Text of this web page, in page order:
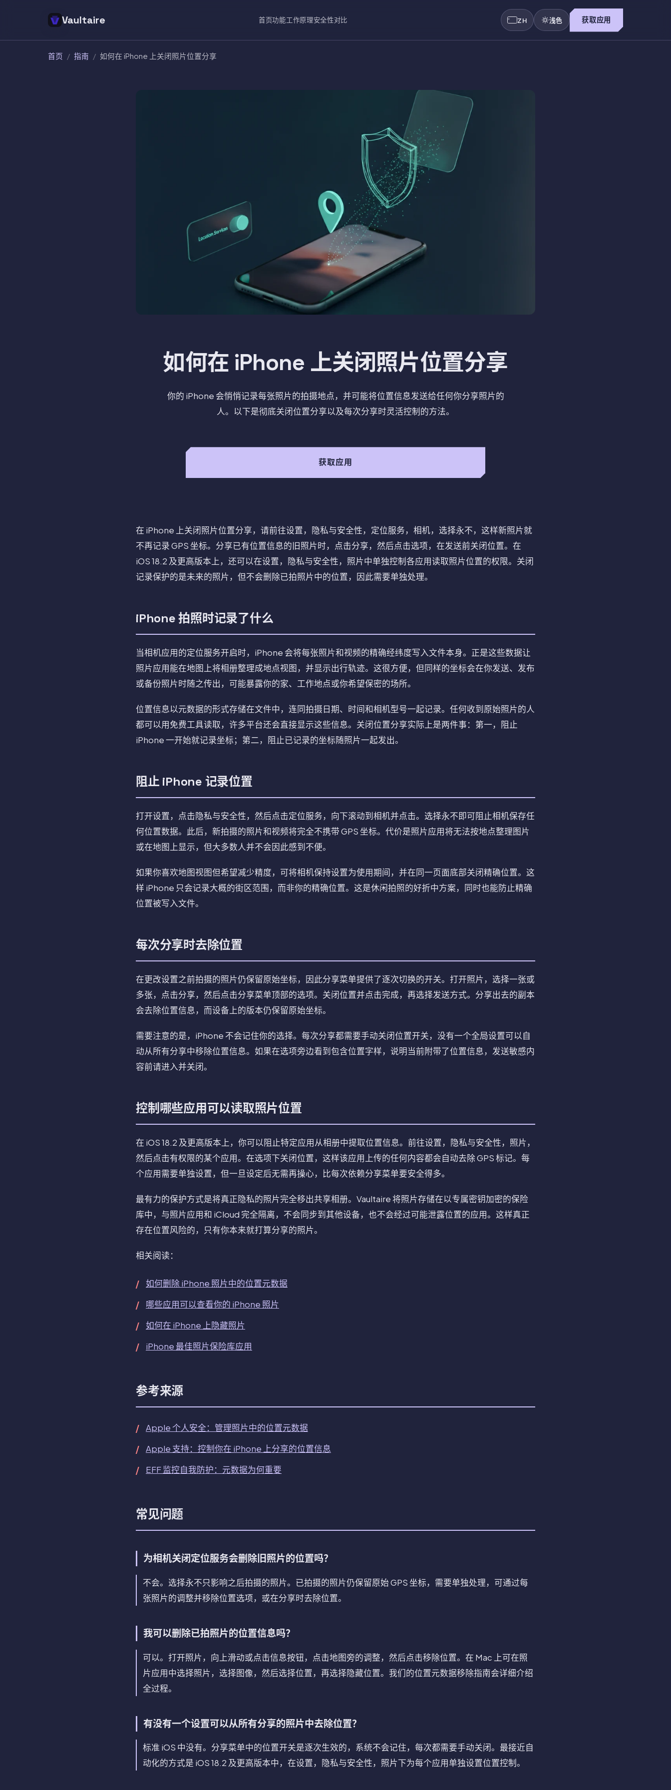
Vaultaire 首页功能工作原理安全性对比 ZH 浅色 获取应用
首页 / 指南 / 如何在 iPhone 上关闭照片位置分享
如何在 iPhone 上关闭照片位置分享
你的 iPhone 会悄悄记录每张照片的拍摄地点，并可能将位置信息发送给任何你分享照片的
人。以下是彻底关闭位置分享以及每次分享时灵活控制的方法。
获取应用
在 iPhone 上关闭照片位置分享，请前往设置，隐私与安全性，定位服务，相机，选择永不，这样新照片就
不再记录 GPS 坐标。分享已有位置信息的旧照片时，点击分享，然后点击选项，在发送前关闭位置。在
iOS 18.2 及更高版本上，还可以在设置，隐私与安全性，照片中单独控制各应用读取照片位置的权限。关闭
记录保护的是未来的照片，但不会删除已拍照片中的位置，因此需要单独处理。
iPhone 拍照时记录了什么
当相机应用的定位服务开启时，iPhone 会将每张照片和视频的精确经纬度写入文件本身。正是这些数据让
照片应用能在地图上将相册整理成地点视图，并显示出行轨迹。这很方便，但同样的坐标会在你发送、发布
或备份照片时随之传出，可能暴露你的家、工作地点或你希望保密的场所。
位置信息以元数据的形式存储在文件中，连同拍摄日期、时间和相机型号一起记录。任何收到原始照片的人
都可以用免费工具读取，许多平台还会直接显示这些信息。关闭位置分享实际上是两件事：第一，阻止
iPhone 一开始就记录坐标；第二，阻止已记录的坐标随照片一起发出。
阻止 iPhone 记录位置
打开设置，点击隐私与安全性，然后点击定位服务，向下滚动到相机并点击。选择永不即可阻止相机保存任
何位置数据。此后，新拍摄的照片和视频将完全不携带 GPS 坐标。代价是照片应用将无法按地点整理图片
或在地图上显示，但大多数人并不会因此感到不便。
如果你喜欢地图视图但希望减少精度，可将相机保持设置为使用期间，并在同一页面底部关闭精确位置。这
样 iPhone 只会记录大概的街区范围，而非你的精确位置。这是休闲拍照的好折中方案，同时也能防止精确
位置被写入文件。
每次分享时去除位置
在更改设置之前拍摄的照片仍保留原始坐标，因此分享菜单提供了逐次切换的开关。打开照片，选择一张或
多张，点击分享，然后点击分享菜单顶部的选项。关闭位置并点击完成，再选择发送方式。分享出去的副本
会去除位置信息，而设备上的版本仍保留原始坐标。
需要注意的是，iPhone 不会记住你的选择。每次分享都需要手动关闭位置开关，没有一个全局设置可以自
动从所有分享中移除位置信息。如果在选项旁边看到包含位置字样，说明当前附带了位置信息，发送敏感内
容前请进入并关闭。
控制哪些应用可以读取照片位置
在 iOS 18.2 及更高版本上，你可以阻止特定应用从相册中提取位置信息。前往设置，隐私与安全性，照片，
然后点击有权限的某个应用。在选项下关闭位置，这样该应用上传的任何内容都会自动去除 GPS 标记。每
个应用需要单独设置，但一旦设定后无需再操心，比每次依赖分享菜单要安全得多。
最有力的保护方式是将真正隐私的照片完全移出共享相册。Vaultaire 将照片存储在以专属密钥加密的保险
库中，与照片应用和 iCloud 完全隔离，不会同步到其他设备，也不会经过可能泄露位置的应用。这样真正
存在位置风险的，只有你本来就打算分享的照片。
相关阅读：
如何删除 iPhone 照片中的位置元数据
哪些应用可以查看你的 iPhone 照片
如何在 iPhone 上隐藏照片
iPhone 最佳照片保险库应用
参考来源
Apple 个人安全：管理照片中的位置元数据
Apple 支持：控制你在 iPhone 上分享的位置信息
EFF 监控自我防护：元数据为何重要
常见问题
为相机关闭定位服务会删除旧照片的位置吗？
不会。选择永不只影响之后拍摄的照片。已拍摄的照片仍保留原始 GPS 坐标，需要单独处理，可通过每
张照片的调整并移除位置选项，或在分享时去除位置。
我可以删除已拍照片的位置信息吗？
可以。打开照片，向上滑动或点击信息按钮，点击地图旁的调整，然后点击移除位置。在 Mac 上可在照
片应用中选择照片，选择图像，然后选择位置，再选择隐藏位置。我们的位置元数据移除指南会详细介绍
全过程。
有没有一个设置可以从所有分享的照片中去除位置？
标准 iOS 中没有。分享菜单中的位置开关是逐次生效的，系统不会记住，每次都需要手动关闭。最接近自
动化的方式是 iOS 18.2 及更高版本中，在设置，隐私与安全性，照片下为每个应用单独设置位置控制。